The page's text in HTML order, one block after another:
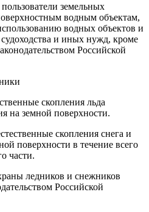
земельных
водным объектам,
водных объектов и
и иных нужд, кроме
Российской
скопления льда
на земной поверхности.
скопления снега и
поверхности в течение всего
части.
ледников и снежников
Российской